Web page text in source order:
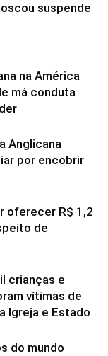
suspende
na América
má conduta
Anglicana
por encobrir
oferecer R$ 1,2
de
crianças e
vítimas de
Igreja e Estado
do mundo